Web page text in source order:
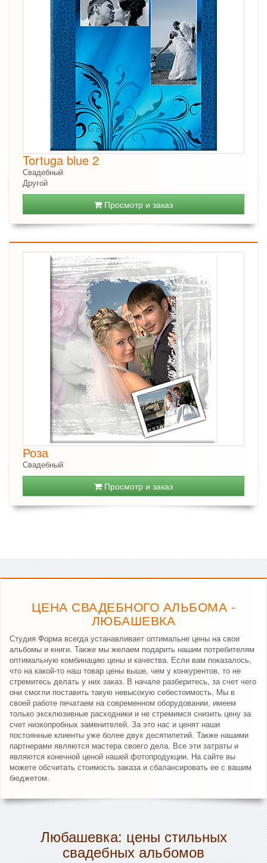
Tortuga blue 2
Свадебный
Другой
Просмотр и заказ
Роза
Свадебный
Просмотр и заказ
ЦЕНА СВАДЕБНОГО АЛЬБОМА -
ЛЮБАШЕВКА
Студия Форма всегда устанавливает оптимальне цены на свои
альбомы и книги. Также мы желаем подарить нашим потребителям
оптимальную комбинацию цены и качества. Если вам показалось,
что на какой-то наш товар цены выше, чем у конкурентов, то не
стремитесь делать у них заказ. В начале разберитесь, за счет чего
они смогли поставить такую невысокую себестоимость. Мы в
своей работе печатаем на современном оборудовании, имеем
только эксклюзивные расходники и не стремимся снизить цену за
счет низкопробных заменителей. За это нас и ценят наши
постоянные клиенты уже более двух десятилетий. Также нашими
партнерами являются мастера своего дела. Все эти затраты и
являются конечной ценой нашей фотопродукции. На сайте вы
можете обсчитать стоимость заказа и сбалансировать ее с вашим
бюджетом.
Любашевка: цены стильных
свадебных альбомов